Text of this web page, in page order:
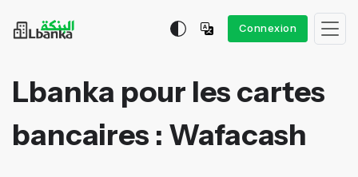
Connexion
Lbanka pour les cartes
bancaires : Wafacash